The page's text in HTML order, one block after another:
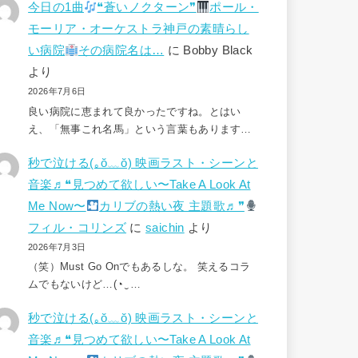
今日の1曲 ❝蒼いノクターン❞
ポール・
モーリア・オーケストラ神戸の素晴らし
い病院
その病院名は… に Bobby Black
より
2026年7月6日
良い病院に恵まれて良かったですね。とはい
え、「無事これ名馬」という言葉もあります…
秒で泣ける(⁠｡⁠ŏ⁠﹏⁠ŏ⁠) 映画ラスト・シーンと
音楽♬❝見つめて欲しい〜Take A Look At
Me Now〜
カリブの熱い夜 主題歌♬❞
フィル・コリンズ にsaichin より
2026年7月3日
（笑）Must Go Onでもあるしな。 笑えるコラ
ムでもないけど…(⁠◔⁠‿⁠…
秒で泣ける(⁠｡⁠ŏ⁠﹏⁠ŏ⁠) 映画ラスト・シーンと
音楽♬❝見つめて欲しい〜Take A Look At